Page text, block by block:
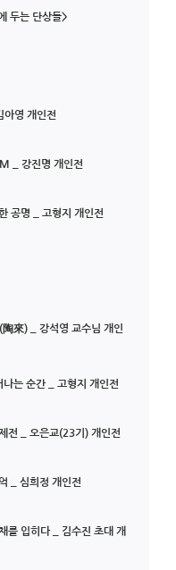
두는 단상들>
아영 개인전
_ 강진명 개인전
공명 _ 고형지 개인전
來) _ 강석영 교수님 개인
는 순간 _ 고형지 개인전
전 _ 오은교(23기) 개인전
_ 심희정 개인전
를 입히다 _ 김수진 초대 개